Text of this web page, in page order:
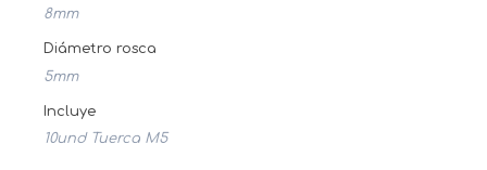
8mm
Diámetro rosca
5mm
Incluye
10und Tuerca M5